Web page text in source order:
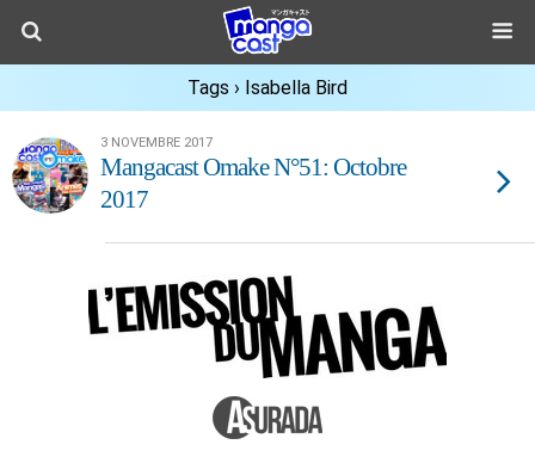
Tags › Isabella Bird
3 NOVEMBRE 2017
Mangacast Omake N°51: Octobre
2017